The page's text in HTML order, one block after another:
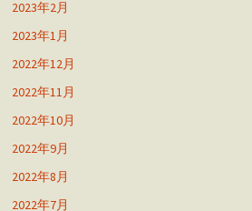
2023年2月
2023年1月
2022年12月
2022年11月
2022年10月
2022年9月
2022年8月
2022年7月